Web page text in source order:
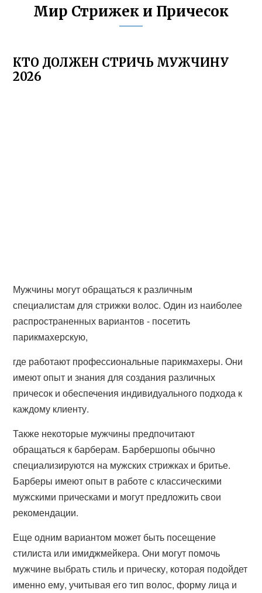
Мир Стрижек и Причесок
КТО ДОЛЖЕН СТРИЧЬ МУЖЧИНУ
2026
Мужчины могут обращаться к различным
специалистам для стрижки волос. Один из наиболее
распространенных вариантов - посетить
парикмахерскую,
где работают профессиональные парикмахеры. Они
имеют опыт и знания для создания различных
причесок и обеспечения индивидуального подхода к
каждому клиенту.
Также некоторые мужчины предпочитают
обращаться к барберам. Барбершопы обычно
специализируются на мужских стрижках и бритье.
Барберы имеют опыт в работе с классическими
мужскими прическами и могут предложить свои
рекомендации.
Еще одним вариантом может быть посещение
стилиста или имиджмейкера. Они могут помочь
мужчине выбрать стиль и прическу, которая подойдет
именно ему, учитывая его тип волос, форму лица и